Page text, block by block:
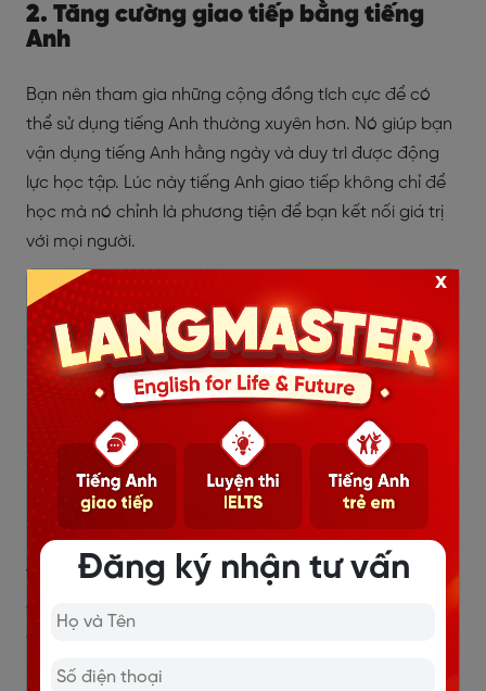
2. Tăng cường giao tiếp bằng tiếng
Anh
Bạn nên tham gia những cộng đồng tích cực để có
thể sử dụng tiếng Anh thường xuyên hơn. Nó giúp bạn
vận dụng tiếng Anh hằng ngày và duy trì được động
lực học tập. Lúc này tiếng Anh giao tiếp không chỉ để
học mà nó chỉnh là phương tiện để bạn kết nối giá trị
với mọi người.
Vậy là Langmaster đã cùng bạn tìm hiểu
những câu
giao tiếp tiếng Anh
cuộc sống. Hy vọng bạn có thể bắt tay vào rèn luyện
ngay hôm nay.
Đăng ký nhận tư vấn
x